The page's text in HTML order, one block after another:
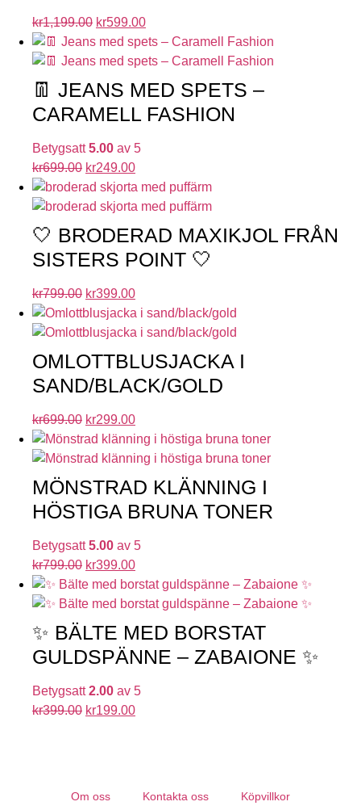
kr1,199.00 kr599.00
👖 JEANS MED SPETS –
CARAMELL FASHION
Betygsatt5.00 av 5
kr699.00 kr249.00
🤍 BRODERAD MAXIKJOL FRÅN
SISTERS POINT 🤍
kr799.00 kr399.00
OMLOTTBLUSJACKA I
SAND/BLACK/GOLD
kr699.00 kr299.00
MÖNSTRAD KLÄNNING I
HÖSTIGA BRUNA TONER
Betygsatt5.00 av 5
kr799.00 kr399.00
✨ BÄLTE MED BORSTAT
GULDSPÄNNE – ZABAIONE ✨
Betygsatt2.00 av 5
kr399.00 kr199.00
Om oss Kontakta oss Köpvillkor